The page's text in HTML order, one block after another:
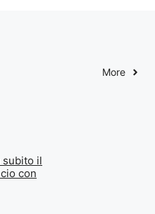
More
subito il
con